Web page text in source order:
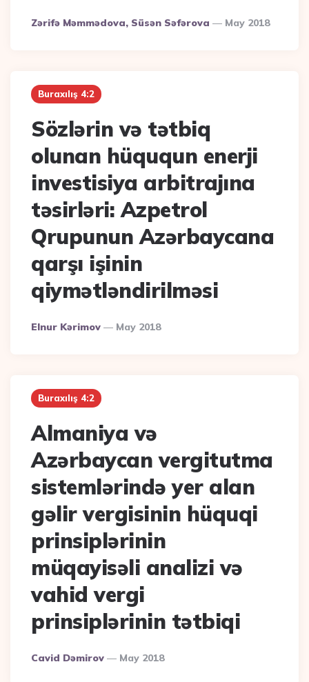
Posted
Zərifə Məmmədova, Süsən Səfərova May 2018
Buraxılış 4:2
Sözlərin və tətbiq
olunan hüququn enerji
investisiya arbitrajına
təsirləri: Azpetrol
Qrupunun Azərbaycana
qarşı işinin
qiymətləndirilməsi
Posted
Elnur Kərimov May 2018
Buraxılış 4:2
Almaniya və
Azərbaycan vergitutma
sistemlərində yer alan
gəlir vergisinin hüquqi
prinsiplərinin
müqayisəli analizi və
vahid vergi
prinsiplərinin tətbiqi
Posted
Cavid Dəmirov May 2018